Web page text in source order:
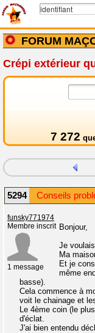
FORUM
Crépi extérieur
7 272
5294 Conseils
funsky771974
Membre inscrit
1 message
Bonjour,
Je
Ma
Et je
même
basse).
Cela commence à
voit le chainage et
Le 4ème coin (le
d'éclat.
J'ai bien entendu